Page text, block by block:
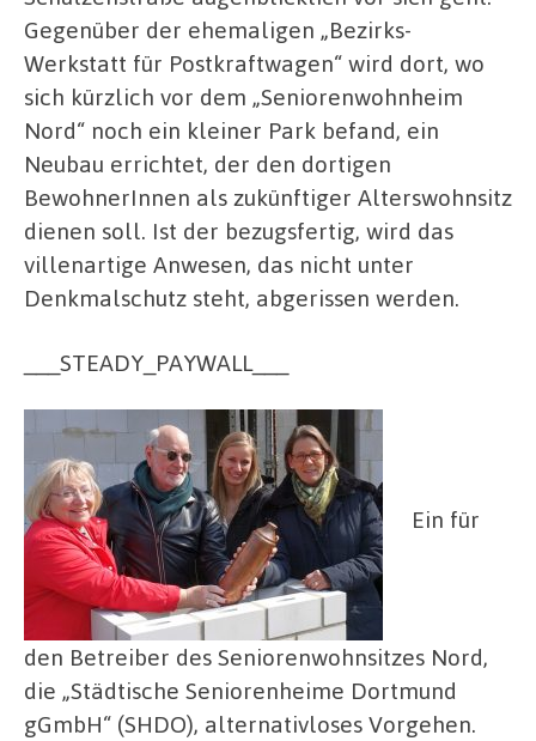
Gegenüber der ehemaligen „Bezirks-
Werkstatt für Postkraftwagen“ wird dort, wo
sich kürzlich vor dem „Seniorenwohnheim
Nord“ noch ein kleiner Park befand, ein
Neubau errichtet, der den dortigen
BewohnerInnen als zukünftiger Alterswohnsitz
dienen soll. Ist der bezugsfertig, wird das
villenartige Anwesen, das nicht unter
Denkmalschutz steht, abgerissen werden.
___STEADY_PAYWALL___
Ein für
den Betreiber des Seniorenwohnsitzes Nord,
die „Städtische Seniorenheime Dortmund
gGmbH“ (SHDO), alternativloses Vorgehen.